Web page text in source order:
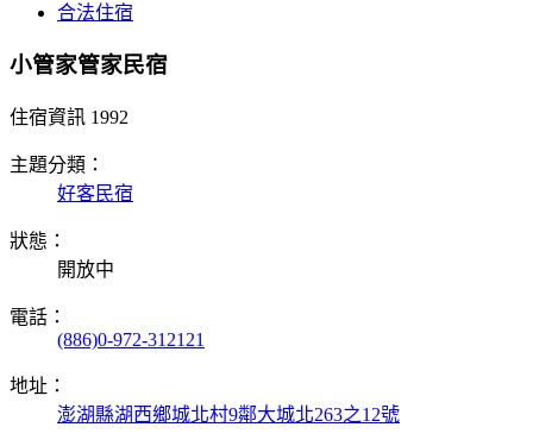
合法住宿
小管家管家民宿
住宿資訊 1992
主題分類：
好客民宿
狀態：
開放中
電話：
(886)0-972-312121
地址：
澎湖縣湖西鄉城北村9鄰大城北263之12號